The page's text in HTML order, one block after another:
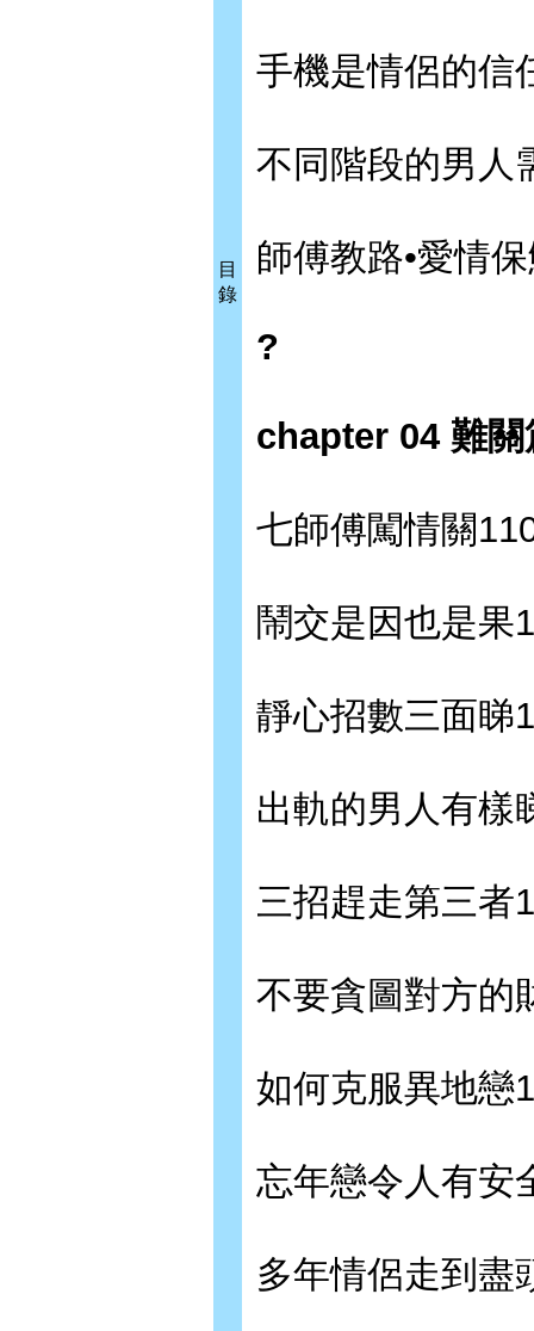
目
錄
手機是情侶的信
不同階段的男人
師傅教路•愛情
?
chapter 04 難關
七師傅闖情關
鬧交是因也是果
靜心招數三面睇
出軌的男人有樣
三招趕走第三者
不要貪圖對方的
如何克服異地戀
忘年戀令人有安
多年情侶走到盡